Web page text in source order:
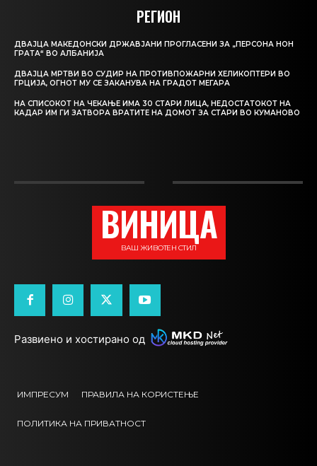
РЕГИОН
ДВАЈЦА МАКЕДОНСКИ ДРЖАВЈАНИ ПРОГЛАСЕНИ ЗА „ПЕРСОНА НОН
ГРАТА“ ВО АЛБАНИЈА
ДВАЈЦА МРТВИ ВО СУДИР НА ПРОТИВПОЖАРНИ ХЕЛИКОПТЕРИ ВО
ГРЦИЈА, ОГНОТ МУ СЕ ЗАКАНУВА НА ГРАДОТ МЕГАРА
НА СПИСОКОТ НА ЧЕКАЊЕ ИМА 30 СТАРИ ЛИЦА, НЕДОСТАТОКОТ НА
КАДАР ИМ ГИ ЗАТВОРА ВРАТИТЕ НА ДОМОТ ЗА СТАРИ ВО КУМАНОВО
ВИНИЦА
ВАШ ЖИВОТЕН СТИЛ
Развиено и хостирано од
ИМПРЕСУМ ПРАВИЛА НА КОРИСТЕЊЕ
ПОЛИТИКА НА ПРИВАТНОСТ